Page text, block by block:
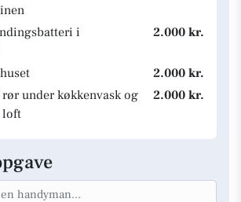
i
2.000 kr.
2.000 kr.
under køkkenvask og
loft
2.000 kr.